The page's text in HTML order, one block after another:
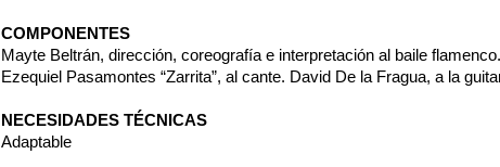
COMPONENTES
Mayte Beltrán, dirección, coreografía e interpretación al baile
Ezequiel Pasamontes “Zarrita”, al cante. David De la Fragua, a la
NECESIDADES TÉCNICAS
Adaptable